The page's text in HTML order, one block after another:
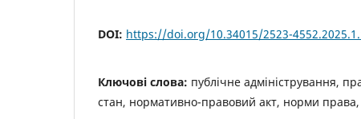
DOI: https://doi.org/10.34015/2523-
Ключові слова: публічне адміністрування,
стан, нормативно-правовий акт, норми права,